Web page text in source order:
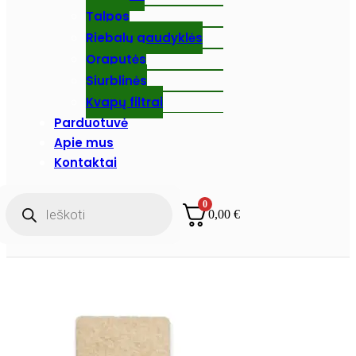
Talpos
Riebalų gaudyklės
Oraputės
Siurblinės
Kvapų filtrai
Parduotuvė
Apie mus
Kontaktai
search
0
0,00€